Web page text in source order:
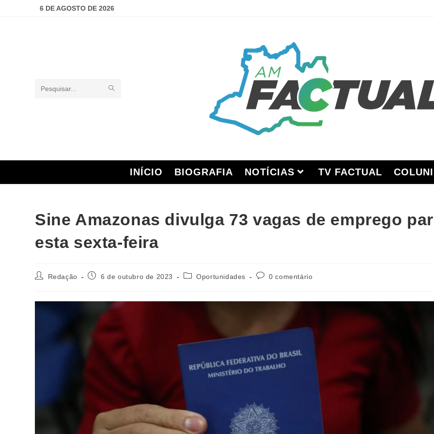
6 DE AGOSTO DE 2026
Pesquisar
INÍCIO BIOGRAFIA NOTÍCIAS TV FACTUAL
Sine Amazonas divulga 73 vagas de emprego
esta sexta-feira
Redação 6 de outubro de 2023 Oportunidades 0 comentário